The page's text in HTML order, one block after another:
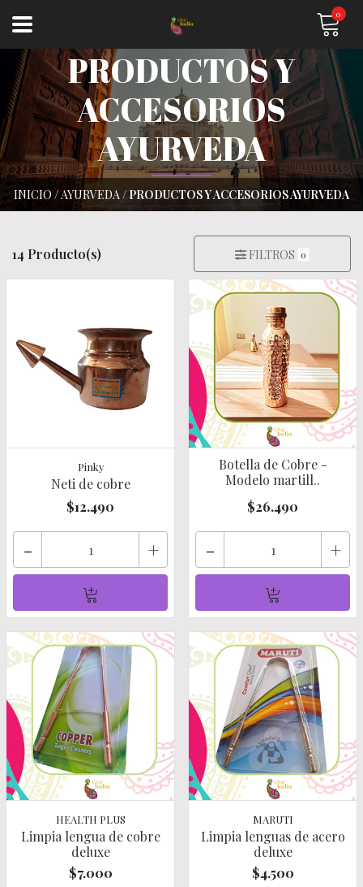
0
INICIO /AYURVEDA/ PRODUCTOS Y ACCESORIOS AYURVEDA
PRODUCTOS Y
ACCESORIOS
AYURVEDA
14 Producto(s) FILTROS 0
Pinky
Neti de cobre
$12.490
- +
Botella de Cobre -
Modelo martill..
$26.490
- +
HEALTH PLUS
Limpia lengua de cobre
deluxe
$7.000
MARUTI
Limpia lenguas de acero
deluxe
$4.500